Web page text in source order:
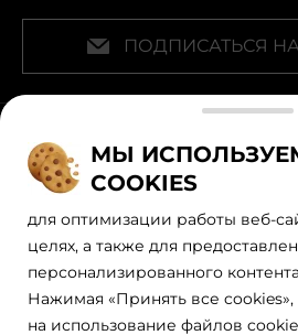
ПОДПИСАТЬСЯ
Наши официальные
МЫ
COOKIES
для оптимизации работы веб-
целях, а также для
персонализированного
Нажимая «Принять все cookies»,
на использование файлов